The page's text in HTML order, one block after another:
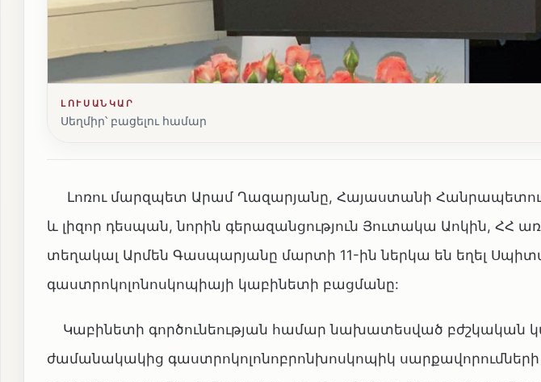
ԼՈՒՍԱՆԿԱՐ
Սեղմիր՝ բացելու համար
Լոռու մարզպետ Արամ Ղազարյանը, Հայաստանի
և լիզոր դեսպան, նորին գերազանցություն Յուտակա Աոկին, ՀՀ
տեղակալ Արմեն Գասպարյանը մարտի 11-ին ներկա են եղել
գաստրոկոլոնոսկոպիայի կաբինետի բացմանը:
Կաբինետի գործունեության համար նախատեսված բժշկական
ժամանակակից գաստրոկոլոնոբրոնխոսկոպիկ սարքավորումների